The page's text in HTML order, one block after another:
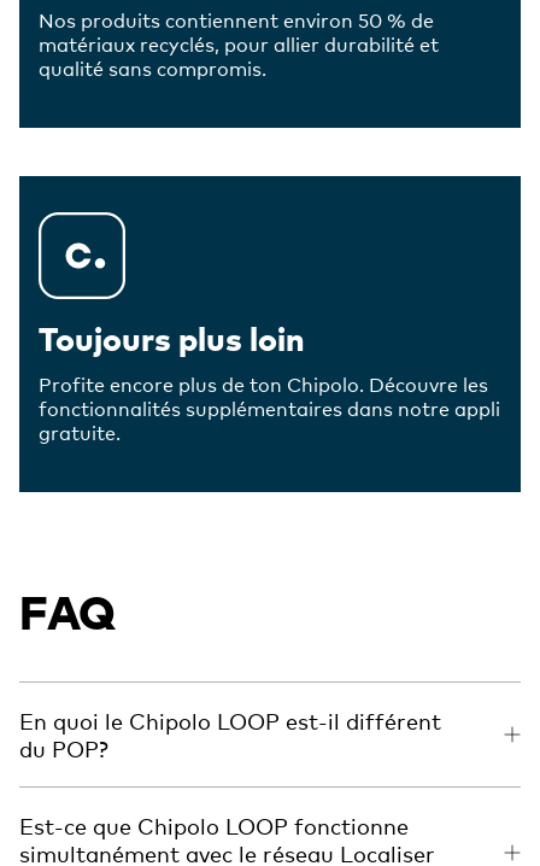
Nos produits contiennent environ 50 % de
matériaux recyclés, pour allier durabilité et
qualité sans compromis.
Toujours plus loin
Profite encore plus de ton Chipolo. Découvre les
fonctionnalités supplémentaires dans notre appli
gratuite.
FAQ
En quoi le Chipolo LOOP est-il différent
du POP?
Est-ce que Chipolo LOOP fonctionne
simultanément avec le réseau Localiser